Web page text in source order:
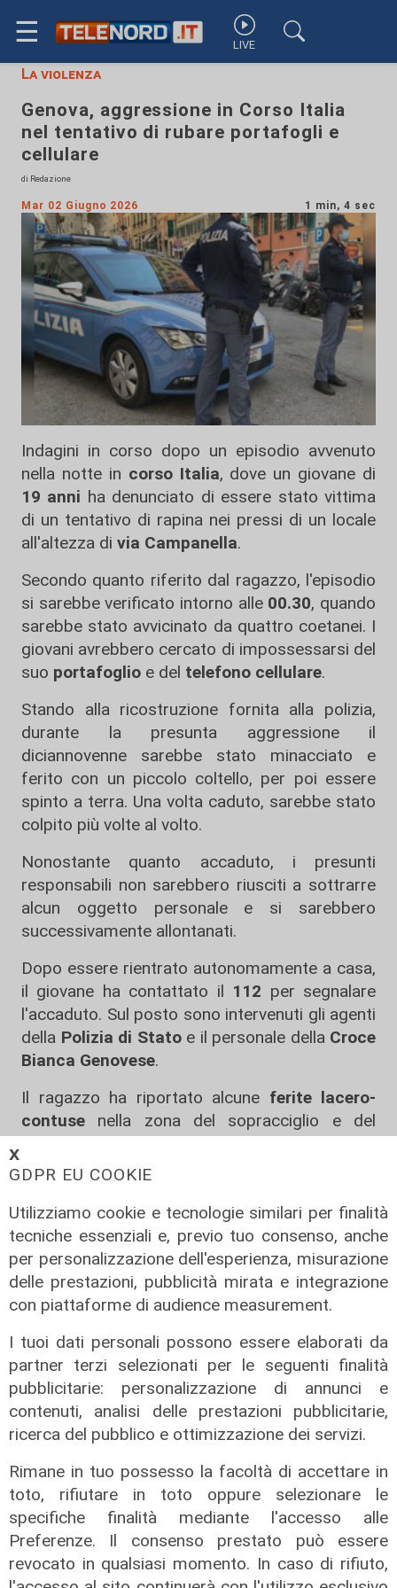
☰ LIVE
𝗫
GDPR EU COOKIE
Utilizziamo cookie e tecnologie similari per finalità
tecniche essenziali e, previo tuo consenso, anche
per personalizzazione dell'esperienza, misurazione
delle prestazioni, pubblicità mirata e integrazione
con piattaforme di audience measurement.
I tuoi dati personali possono essere elaborati da
partner terzi selezionati per le seguenti finalità
pubblicitarie: personalizzazione di annunci e
contenuti, analisi delle prestazioni pubblicitarie,
ricerca del pubblico e ottimizzazione dei servizi.
Rimane in tuo possesso la facoltà di accettare in
toto, rifiutare in toto oppure selezionare le
specifiche finalità mediante l'accesso alle
Preferenze. Il consenso prestato può essere
revocato in qualsiasi momento. In caso di rifiuto,
La violenza
Genova, aggressione in Corso Italia
nel tentativo di rubare portafogli e
cellulare
di Redazione
Mar 02 Giugno 2026 1 min, 4 sec
Indagini in corso dopo un episodio avvenuto
nella notte in corso Italia, dove un giovane di
19 anni ha denunciato di essere stato vittima
di un tentativo di rapina nei pressi di un locale
all'altezza di via Campanella.
Secondo quanto riferito dal ragazzo, l'episodio
si sarebbe verificato intorno alle 00.30, quando
sarebbe stato avvicinato da quattro coetanei. I
giovani avrebbero cercato di impossessarsi del
suo portafoglio e del telefono cellulare.
Stando alla ricostruzione fornita alla polizia,
durante la presunta aggressione il
diciannovenne sarebbe stato minacciato e
ferito con un piccolo coltello, per poi essere
spinto a terra. Una volta caduto, sarebbe stato
colpito più volte al volto.
Nonostante quanto accaduto, i presunti
responsabili non sarebbero riusciti a sottrarre
alcun oggetto personale e si sarebbero
successivamente allontanati.
Dopo essere rientrato autonomamente a casa,
il giovane ha contattato il 112 per segnalare
l'accaduto. Sul posto sono intervenuti gli agenti
della Polizia di Statoe il personale della Croce
Bianca Genovese.
Il ragazzo ha riportato alcune ferite lacero-
contuse nella zona del sopracciglio e del
verde al Pronto Soccorso del Policlinico San
necessarie.
Le forze dell'ordine stanno svolgendo gli
approfondimenti investigativi per ricostruire
con precisione la dinamica dei fatti e verificare
le responsabilità delle persone coinvolte.
Per restare sempre aggiornati
sulle principali
notizie sulla Liguria seguiteci sul canale
Telenord, su
Whatsapp, su Instagram ,
su
Youtubee su Facebook